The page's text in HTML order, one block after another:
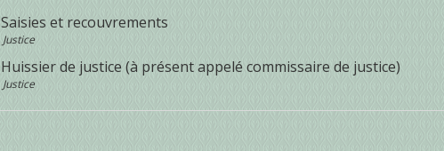
Saisies et recouvrements
Justice
Huissier de justice (à présent appelé commissaire de justice)
Justice